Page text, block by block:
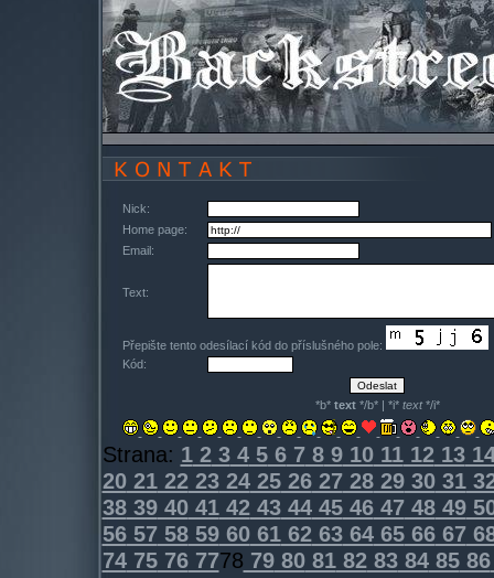
Nick:
Home page:
Email:
Text:
Přepište tento odesílací kód do příslušného pole:
Kód:
*b* text*/b* | *i* text*/i*
Strana: 12345678910111213
202122232425262728293031
383940414243444546474849
565758596061626364656667
7475767778 7980818283848586